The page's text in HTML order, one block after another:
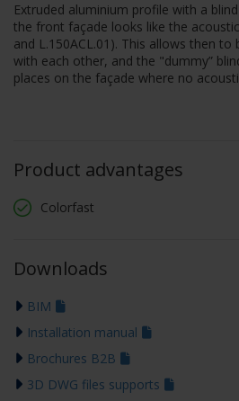
Extruded aluminium profile with a
the front façade looks like the acoustic
and L.150ACL.01). This allows then
with each other, and the "dummy”
places on the façade where no
Product advantages
Colorfast
Downloads
BIM
Installation manual
Brochures B2B
3D DWG files supports